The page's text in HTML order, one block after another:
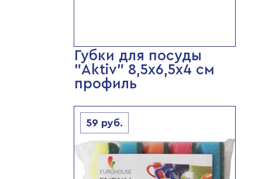
Губки для посуды
"Aktiv" 8,5х6,5х4 см
профиль
59 руб.